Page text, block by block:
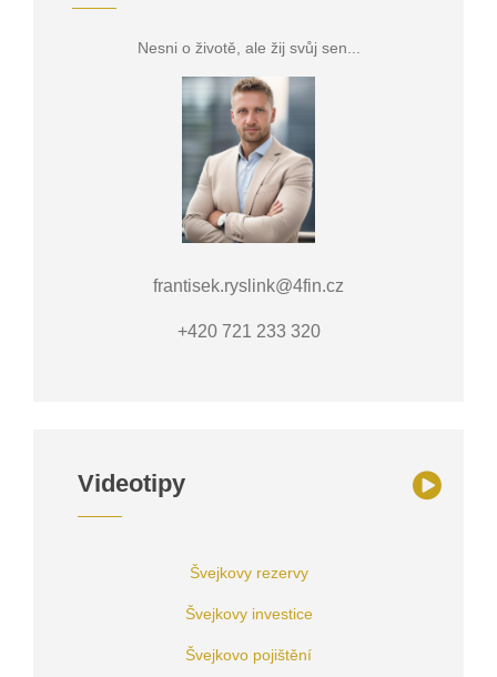
Nesni o životě, ale žij svůj sen...
frantisek.ryslink@4fin.cz
+420 721 233 320
Videotipy
Švejkovy rezervy
Švejkovy investice
Švejkovo pojištění